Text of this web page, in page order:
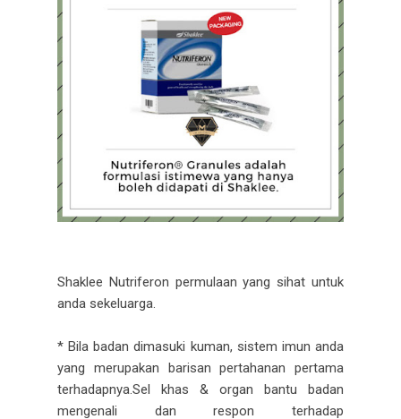
Shaklee Nutriferon permulaan yang sihat untuk
anda sekeluarga.
* Bila badan dimasuki kuman, sistem imun anda
yang merupakan barisan pertahanan pertama
terhadapnya.Sel khas & organ bantu badan
mengenali dan respon terhadap